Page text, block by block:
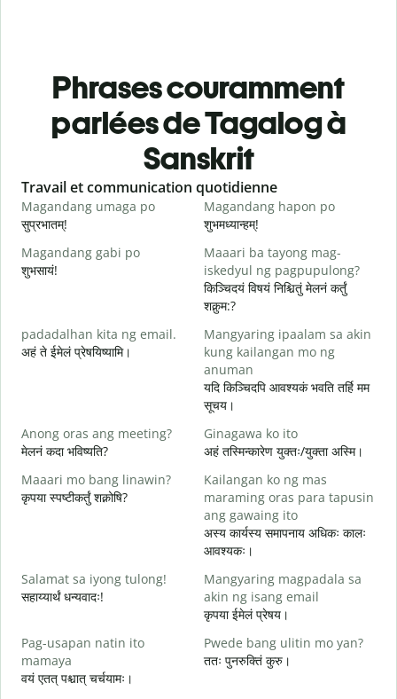
Phrases couramment
parlées de Tagalog à
Sanskrit
Slide 1 of 6
Travail et communication quotidienne
Magandang umaga po
सुप्रभातम्!
Magandang hapon po
शुभमध्यान्हम्!
Magandang gabi po
शुभसायं!
Maaari ba tayong mag-
iskedyul ng pagpupulong?
किञ्चिदयं विषयं निश्चितुं मेलनं कर्तुं
शक्नुम:?
padadalhan kita ng email.
अहं ते ईमेलं प्रेषयिष्यामि।
Mangyaring ipaalam sa akin
kung kailangan mo ng
anuman
यदि किञ्चिदपि आवश्यकं भवति तर्हि मम
सूचय।
Anong oras ang meeting?
मेलनं कदा भविष्यति?
Ginagawa ko ito
अहं तस्मिन्कारेण युक्तः/युक्ता अस्मि।
Maaari mo bang linawin?
कृपया स्पष्टीकर्तुं शक्नोषि?
Kailangan ko ng mas
maraming oras para tapusin
ang gawaing ito
अस्य कार्यस्य समापनाय अधिकः कालः
आवश्यकः।
Salamat sa iyong tulong!
सहाय्यार्थं धन्यवादः!
Mangyaring magpadala sa
akin ng isang email
कृपया ईमेलं प्रेषय।
Pag-usapan natin ito
mamaya
वयं एतत् पश्चात् चर्चयामः।
Pwede bang ulitin mo yan?
ततः पुनरुक्तिं कुरु।